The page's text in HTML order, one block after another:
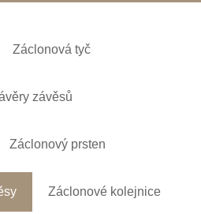
Záclonová tyč
závěsů
Záclonový prsten
Záclonové kolejnice